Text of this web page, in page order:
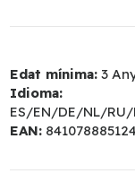
Edat mínima: 3
Idioma:
ES/EN/DE/NL/
EAN: